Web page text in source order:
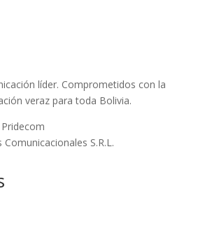
líder. Comprometidos con la
veraz para toda Bolivia.
S.R.L.